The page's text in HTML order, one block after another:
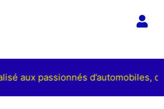
aux passionnés d’automobiles,